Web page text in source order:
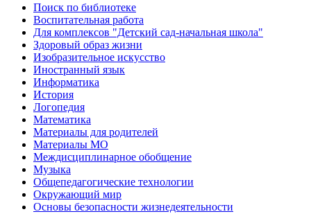
Поиск по библиотеке
Воспитательная работа
Для комплексов "Детский сад-начальная школа"
Здоровый образ жизни
Изобразительное искусство
Иностранный язык
Информатика
История
Логопедия
Математика
Материалы для родителей
Материалы МО
Междисциплинарное обобщение
Музыка
Общепедагогические технологии
Окружающий мир
Основы безопасности жизнедеятельности